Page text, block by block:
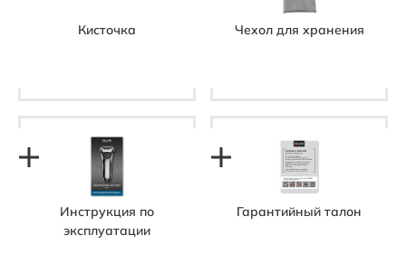
Кисточка Чехол для хранения
Инструкция по
эксплуатации
Гарантийный талон